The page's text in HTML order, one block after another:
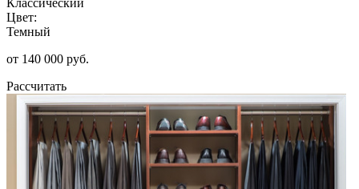
Цвет:
Темный
от 140 000 руб.
Рассчитать